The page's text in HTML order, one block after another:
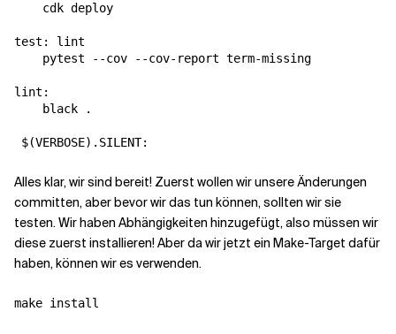
    cdk deploy
test: lint
    pytest --cov --cov-report term-missing
lint:
    black .
Alles klar, wir sind bereit! Zuerst wollen wir unsere Änderungen
committen, aber bevor wir das tun können, sollten wir sie
testen. Wir haben Abhängigkeiten hinzugefügt, also müssen wir
diese zuerst installieren! Aber da wir jetzt ein Make-Target dafür
haben, können wir es verwenden.